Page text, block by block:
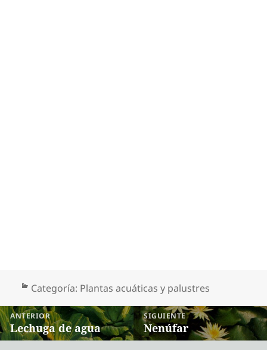
Categorías
Categoría: Plantas acuáticas y palustres
Navegación
de
entradas
ANTERIOR
Entrada anterior:
Lechuga de agua
SIGUIENTE
Entrada siguiente:
Nenúfar